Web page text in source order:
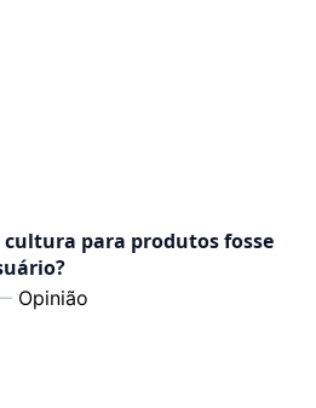
cultura para produtos fosse
Opinião